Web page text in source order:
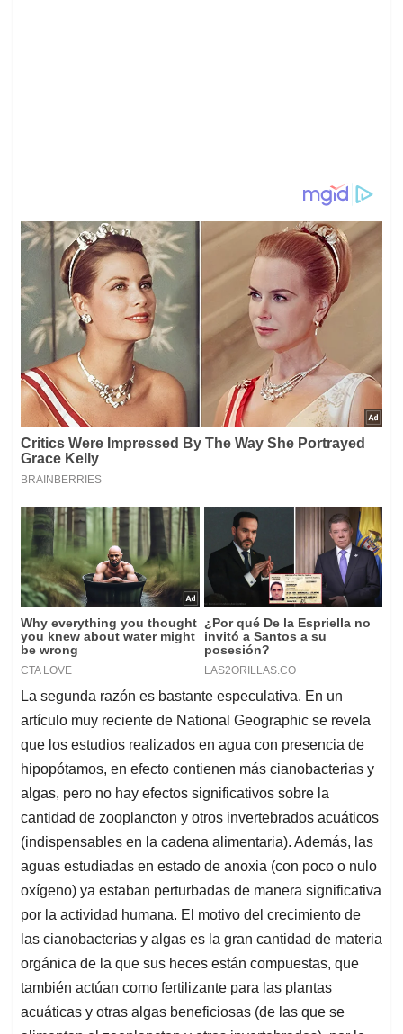
La segunda razón es bastante especulativa. En un
artículo muy reciente de National Geographic se revela
que los estudios realizados en agua con presencia de
hipopótamos, en efecto contienen más cianobacterias y
algas, pero no hay efectos significativos sobre la
cantidad de zooplancton y otros invertebrados acuáticos
(indispensables en la cadena alimentaria). Además, las
aguas estudiadas en estado de anoxia (con poco o nulo
oxígeno) ya estaban perturbadas de manera significativa
por la actividad humana. El motivo del crecimiento de
las cianobacterias y algas es la gran cantidad de materia
orgánica de la que sus heces están compuestas, que
también actúan como fertilizante para las plantas
acuáticas y otras algas beneficiosas (de las que se